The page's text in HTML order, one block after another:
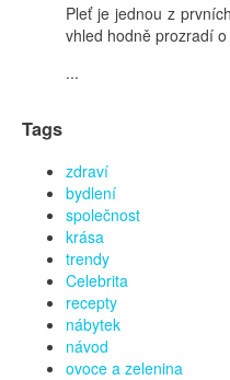
Pleť je jednou z
vhled hodně prozradí
...
Tags
zdraví
bydlení
společnost
krása
trendy
Celebrita
recepty
nábytek
návod
ovoce a zelenina